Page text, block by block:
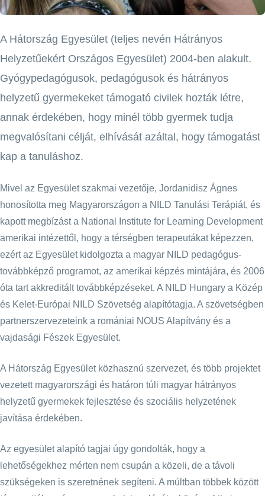
A Hátország Egyesület (teljes nevén Hátrányos
Helyzetűekért Országos Egyesület) 2004-ben alakult.
Gyógypedagógusok, pedagógusok és hátrányos
helyzetű gyermekeket támogató civilek hozták létre,
annak érdekében, hogy minél több gyermek tudja
megvalósítani célját, elhívását azáltal, hogy támogatást
kap a tanuláshoz.
Mivel az Egyesület szakmai vezetője, Jordanidisz Ágnes
honosította meg Magyarországon a NILD Tanulási Terápiát, és
kapott megbízást a National Institute for Learning Development
amerikai intézettől, hogy a térségben terapeutákat képezzen,
ezért az Egyesület kidolgozta a magyar NILD pedagógus-
továbbképző programot, az amerikai képzés mintájára, és 2006
óta tart akkreditált továbbképzéseket. A NILD Hungary a Közép
és Kelet-Európai NILD Szövetség alapítótagja. A szövetségben
partnerszervezeteink a romániai NOUS Alapítvány és a
vajdasági Fészek Egyesület.
A Hátország Egyesület közhasznú szervezet, és több projektet
vezetett magyarországi és határon túli magyar hátrányos
helyzetű gyermekek fejlesztése és szociális helyzetének
javítása érdekében.
Az egyesület alapító tagjai úgy gondolták, hogy a
lehetőségekhez mérten nem csupán a közeli, de a távoli
szükségeken is szeretnének segíteni. A múltban többek között